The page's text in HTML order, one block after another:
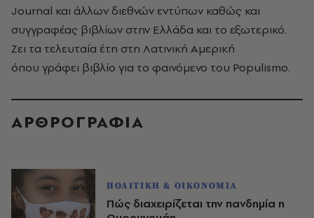
Journal και άλλων διεθνών εντύπων καθώς και
συγγραφέας βιβλίων στην Ελλάδα και το εξωτερικό.
Ζει τα τελευταία έτη στη Λατινική Αμερική
όπου γράφει βιβλίο για το φαινόμενο του Populismo.
ΑΡΘΡΟΓΡΑΦΙΑ
ΠΟΛΙΤΙΚΗ & ΟΙΚΟΝΟΜΙΑ
Πώς διαχειρίζεται την πανδημία η